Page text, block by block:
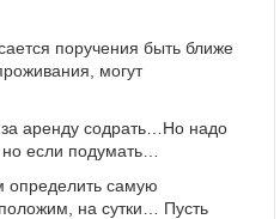
поручения быть ближе
могут
за аренду содрать…Но надо
если подумать…
определить самую
на сутки… Пусть